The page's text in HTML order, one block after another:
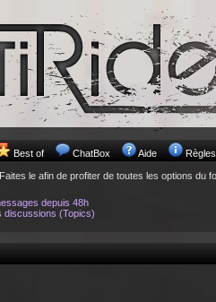
Best of ChatBox Aide Règles
Faites le afin de profiter de toutes les options du
depuis 48h
discussions (Topics)